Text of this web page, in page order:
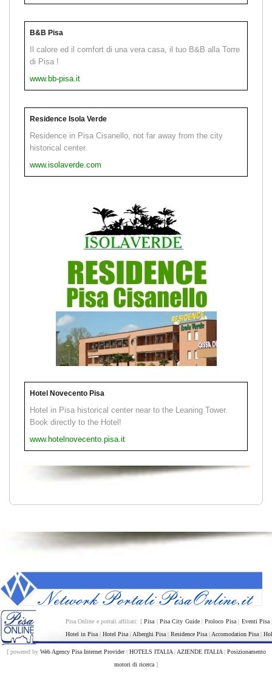
B&B Pisa
Il calore ed il comfort di una vera casa, il tuo B&B alla Torre
di Pisa !
www.bb-pisa.it
Residence Isola Verde
Residence in Pisa Cisanello, not far away from the city
historical center.
www.isolaverde.com
Hotel Novecento Pisa
Hotel in Pisa historical center near to the Leaning Tower.
Book directly to the Hotel!
www.hotelnovecento.pisa.it
Pisa Online e portali affiliati: [Pisa | Pisa City Guide|Proloco Pisa| Eventi Pisa
Hotel in Pisa | Hotel Pisa | Alberghi Pisa | Residence Pisa | Accomodation Pisa |
[ powered by Web Agency Pisa Internet Provider| HOTELS ITALIA| AZIENDE ITALIA| Posizionamento
motori di ricerca ]